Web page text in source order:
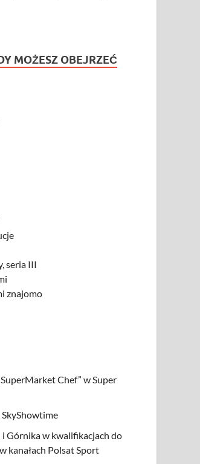
MOŻESZ OBEJRZEĆ
seria III
znajomo
Chef” w Super
SkyShowtime
i Górnika w kwalifikacjach do
kanałach Polsat Sport